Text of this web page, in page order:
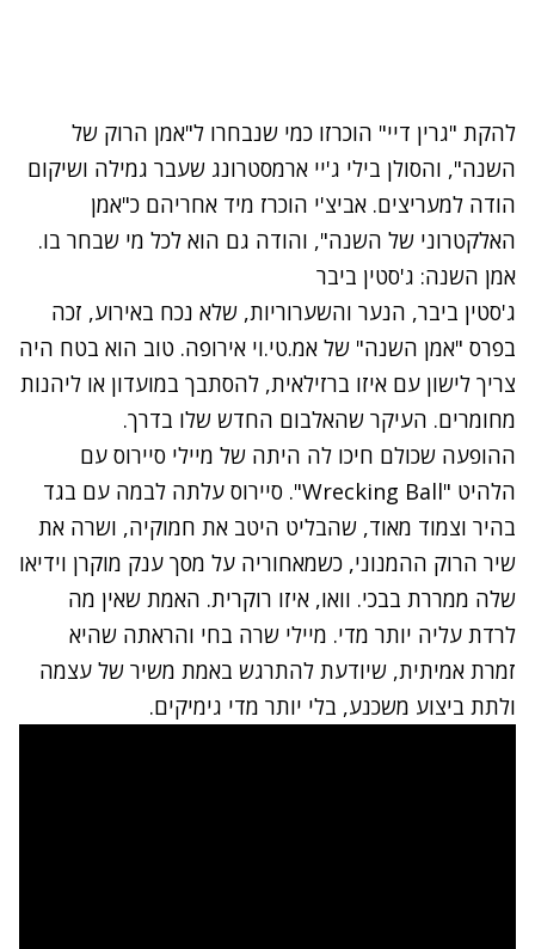
להקת "גרין דיי" הוכרזו כמי שנבחרו ל"אמן הרוק של
השנה", והסולן בילי ג'יי ארמסטרונג שעבר גמילה ושיקום
הודה למעריצים. אביצ'י הוכרז מיד אחריהם כ"אמן
האלקטרוני של השנה", והודה גם הוא לכל מי שבחר בו.
אמן השנה: ג'סטין ביבר
ג'סטין ביבר, הנער והשערוריות, שלא נכח באירוע, זכה
בפרס "אמן השנה" של אמ.טי.וי אירופה. טוב הוא בטח היה
צריך לישון עם איזו ברזילאית, להסתבך במועדון או ליהנות
מחומרים. העיקר שהאלבום החדש שלו בדרך.
ההופעה שכולם חיכו לה היתה של מיילי סיירוס עם
הלהיט "Wrecking Ball". סיירוס עלתה לבמה עם בגד
בהיר וצמוד מאוד, שהבליט היטב את חמוקיה, ושרה את
שיר הרוק ההמנוני, כשמאחוריה על מסך ענק מוקרן וידיאו
שלה ממררת בבכי. וואו, איזו רוקרית. האמת שאין מה
לרדת עליה יותר מדי. מיילי שרה בחי והראתה שהיא
זמרת אמיתית, שיודעת להתרגש באמת משיר של עצמה
ולתת ביצוע משכנע, בלי יותר מדי גימיקים.